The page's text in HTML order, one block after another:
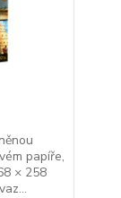
papíře,
× 258